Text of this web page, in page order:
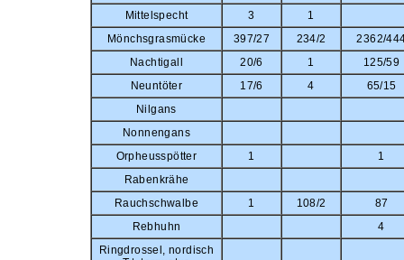
Mittelspecht
3
1
Mönchsgrasmücke
397/27 234/2
2362/
Nachtigall
20/6 1
125/59
Neuntöter
17/6 4
65/15
Nilgans
Nonnengans
Orpheusspötter
1
1
Rabenkrähe
Rauchschwalbe
1 108/2
87
Rebhuhn
4
Ringdrossel, nordisch